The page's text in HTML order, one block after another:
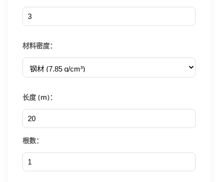
材料密度：
长度 (m)：
根数：